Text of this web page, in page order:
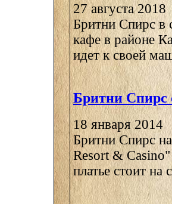
27 августа 2018
Бритни Спирс в
кафе в районе
идет к своей
Бритни Спирс
18 января 2014
Бритни Спирс
Resort &
платье стоит на